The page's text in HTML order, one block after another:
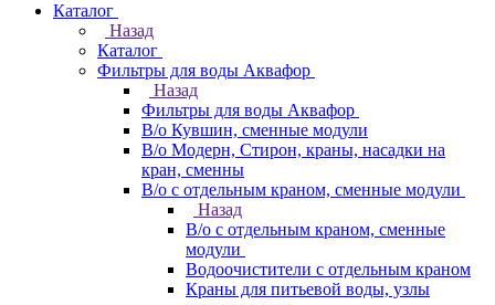
Каталог
Назад
Каталог
Фильтры для воды Аквафор
Назад
Фильтры для воды Аквафор
В/о Кувшин, сменные модули
В/о Модерн, Стирон, краны, насадки на
кран, сменны
В/о с отдельным краном, сменные модули
Назад
В/о с отдельным краном, сменные
модули
Водоочистители с отдельным краном
Краны для питьевой воды, узлы